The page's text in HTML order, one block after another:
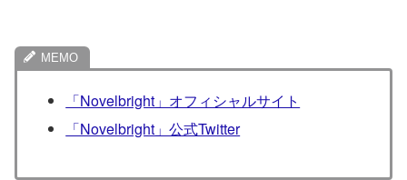
「Novelbright」オフィシャルサイト
「Novelbright」公式Twitter